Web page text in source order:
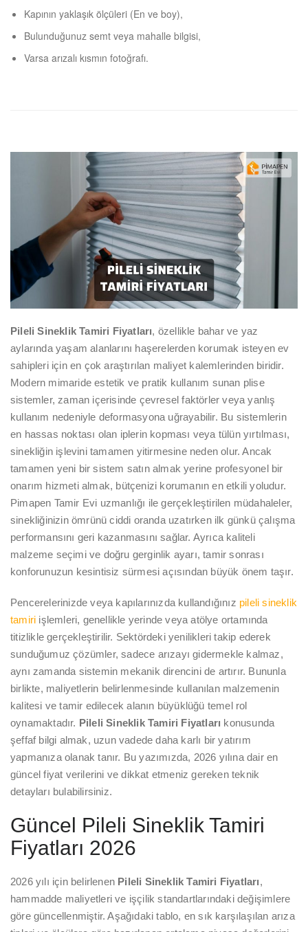
Kapının yaklaşık ölçüleri (En ve boy),
Bulunduğunuz semt veya mahalle bilgisi,
Varsa arızalı kısmın fotoğrafı.
Pileli Sineklik Tamiri Fiyatları, özellikle bahar ve yaz
aylarında yaşam alanlarını haşerelerden korumak isteyen ev
sahipleri için en çok araştırılan maliyet kalemlerinden biridir.
Modern mimaride estetik ve pratik kullanım sunan plise
sistemler, zaman içerisinde çevresel faktörler veya yanlış
kullanım nedeniyle deformasyona uğrayabilir. Bu sistemlerin
en hassas noktası olan iplerin kopması veya tülün yırtılması,
sinekliğin işlevini tamamen yitirmesine neden olur. Ancak
tamamen yeni bir sistem satın almak yerine profesyonel bir
onarım hizmeti almak, bütçenizi korumanın en etkili yoludur.
Pimapen Tamir Evi uzmanlığı ile gerçekleştirilen müdahaleler,
sinekliğinizin ömrünü ciddi oranda uzatırken ilk günkü çalışma
performansını geri kazanmasını sağlar. Ayrıca kaliteli
malzeme seçimi ve doğru gerginlik ayarı, tamir sonrası
konforunuzun kesintisiz sürmesi açısından büyük önem taşır.
Pencerelerinizde veya kapılarınızda kullandığınız pileli sineklik
tamiri işlemleri, genellikle yerinde veya atölye ortamında
titizlikle gerçekleştirilir. Sektördeki yenilikleri takip ederek
sunduğumuz çözümler, sadece arızayı gidermekle kalmaz,
aynı zamanda sistemin mekanik direncini de artırır. Bununla
birlikte, maliyetlerin belirlenmesinde kullanılan malzemenin
kalitesi ve tamir edilecek alanın büyüklüğü temel rol
oynamaktadır. Pileli Sineklik Tamiri Fiyatları konusunda
şeffaf bilgi almak, uzun vadede daha karlı bir yatırım
yapmanıza olanak tanır. Bu yazımızda, 2026 yılına dair en
güncel fiyat verilerini ve dikkat etmeniz gereken teknik
detayları bulabilirsiniz.
Güncel Pileli Sineklik Tamiri
Fiyatları 2026
2026 yılı için belirlenen Pileli Sineklik Tamiri Fiyatları,
hammadde maliyetleri ve işçilik standartlarındaki değişimlere
göre güncellenmiştir. Aşağıdaki tablo, en sık karşılaşılan arıza